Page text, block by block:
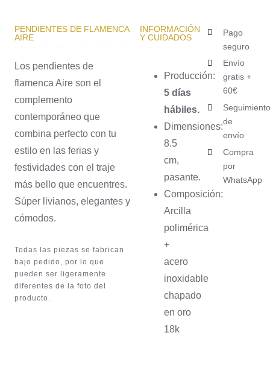
PENDIENTES DE FLAMENCA
AIRE
Los pendientes de
flamenca Aire son el
complemento
contemporáneo que
combina perfecto con tu
estilo en las ferias y
festividades con el traje
más bello que encuentres.
Súper livianos, elegantes y
cómodos.
Todas las piezas se fabrican
bajo pedido, por lo que
pueden ser ligeramente
diferentes de la foto del
producto.
INFORMACIÓN
Y CUIDADOS
Producción:
5 días
hábiles.
Dimensiones:
8.5
cm,
pasante.
Composición:
Arcilla
polimérica
+
acero
inoxidable
chapado
en oro
18k
Pago
seguro
Envío
gratis +
60€
Seguimiento
de
envío
Compra
por
WhatsApp